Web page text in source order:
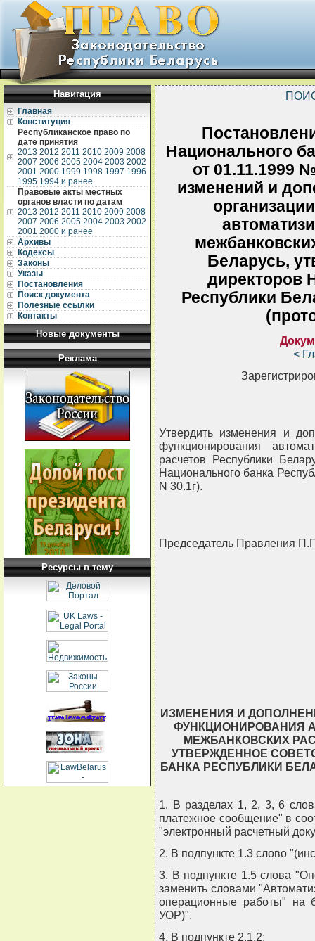
Навигация
Главная
Конституция
Республиканское право по
дате принятия
2013 2012 2011 2010 2009 2008
2007 2006 2005 2004 2003 2002
2001 2000 1999 1998 1997 1996
1995 1994 и ранее
Правовые акты местных
органов власти по датам
2013 2012 2011 2010 2009 2008
2007 2006 2005 2004 2003 2002
2001 2000 и ранее
Архивы
Кодексы
Законы
Указы
Постановления
Поиск документа
Полезные ссылки
Контакты
Новые документы
Реклама
Ресурсы в тему
Национального
от 01.11.1999
изменений и
Беларусь,
директоров
Республики
<
Утвердить изменения и
функционирования
расчетов Республики
Национального банка
N 30.1г).
Председатель Правления
ИЗМЕНЕНИЯ И
ФУНКЦИОНИРОВАНИЯ
МЕЖБАНКОВСКИХ
УТВЕРЖДЕННОЕ
БАНКА РЕСПУБЛИКИ
1. В разделах 1, 2, 3, 6
платежное сообщение" в
"электронный расчетный
2. В подпункте 1.3 слово
3. В подпункте 1.5 слова
заменить словами
операционные работы" на
УОР)".
4. В подпункте 2.1.2: